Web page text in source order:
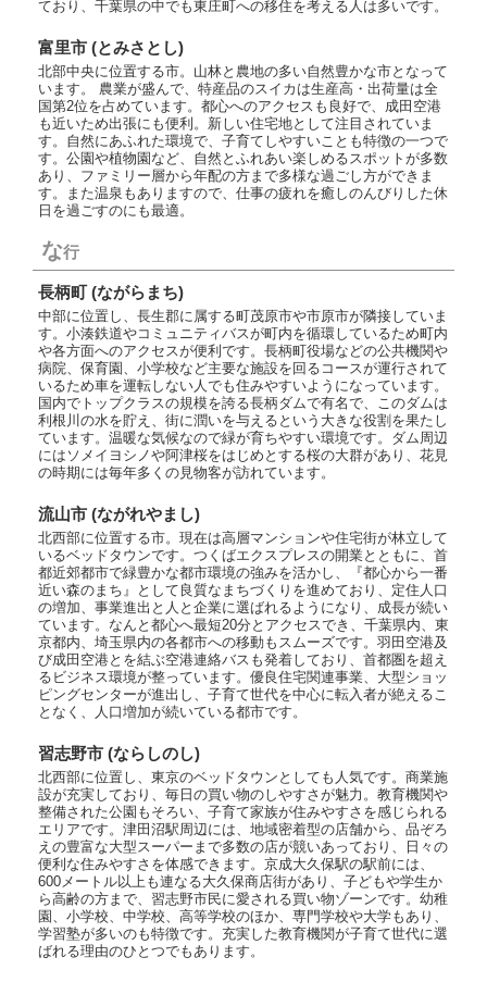
ており、千葉県の中でも東庄町への移住を考える人は多いです。
富里市 (とみさとし)
北部中央に位置する市。山林と農地の多い自然豊かな市となって
います。 農業が盛んで、特産品のスイカは生産高・出荷量は全
国第2位を占めています。都心へのアクセスも良好で、成田空港
も近いため出張にも便利。新しい住宅地として注目されていま
す。自然にあふれた環境で、子育てしやすいことも特徴の一つで
す。公園や植物園など、自然とふれあい楽しめるスポットが多数
あり、ファミリー層から年配の方まで多様な過ごし方ができま
す。また温泉もありますので、仕事の疲れを癒しのんびりした休
日を過ごすのにも最適。
な行
長柄町 (ながらまち)
中部に位置し、長生郡に属する町茂原市や市原市が隣接していま
す。小湊鉄道やコミュニティバスが町内を循環しているため町内
や各方面へのアクセスが便利です。長柄町役場などの公共機関や
病院、保育園、小学校など主要な施設を回るコースが運行されて
いるため車を運転しない人でも住みやすいようになっています。
国内でトップクラスの規模を誇る長柄ダムで有名で、このダムは
利根川の水を貯え、街に潤いを与えるという大きな役割を果たし
ています。温暖な気候なので緑が育ちやすい環境です。ダム周辺
にはソメイヨシノや阿津桜をはじめとする桜の大群があり、花見
の時期には毎年多くの見物客が訪れています。
流山市 (ながれやまし)
北西部に位置する市。現在は高層マンションや住宅街が林立して
いるベッドタウンです。つくばエクスプレスの開業とともに、首
都近郊都市で緑豊かな都市環境の強みを活かし、『都心から一番
近い森のまち』として良質なまちづくりを進めており、定住人口
の増加、事業進出と人と企業に選ばれるようになり、成長が続い
ています。なんと都心へ最短20分とアクセスでき、千葉県内、東
京都内、埼玉県内の各都市への移動もスムーズです。羽田空港及
び成田空港とを結ぶ空港連絡バスも発着しており、首都圏を超え
るビジネス環境が整っています。優良住宅関連事業、大型ショッ
ピングセンターが進出し、子育て世代を中心に転入者が絶えるこ
となく、人口増加が続いている都市です。
習志野市 (ならしのし)
北西部に位置し、東京のベッドタウンとしても人気です。商業施
設が充実しており、毎日の買い物のしやすさが魅力。教育機関や
整備された公園もそろい、子育て家族が住みやすさを感じられる
エリアです。津田沼駅周辺には、地域密着型の店舗から、品ぞろ
えの豊富な大型スーパーまで多数の店が競いあっており、日々の
便利な住みやすさを体感できます。京成大久保駅の駅前には、
600メートル以上も連なる大久保商店街があり、子どもや学生か
ら高齢の方まで、習志野市民に愛される買い物ゾーンです。幼稚
園、小学校、中学校、高等学校のほか、専門学校や大学もあり、
学習塾が多いのも特徴です。充実した教育機関が子育て世代に選
ばれる理由のひとつでもあります。